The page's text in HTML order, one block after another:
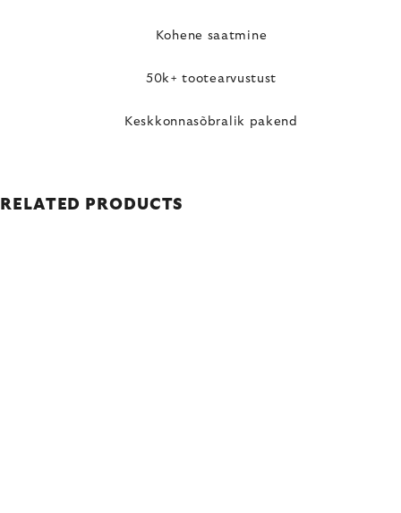
Kohene saatmine
50k+ tootearvustust
Keskkonnasõbralik pakend
RELATED PRODUCTS